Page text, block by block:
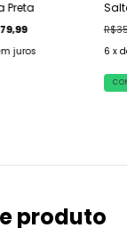
Preta
juros 6 x
produto